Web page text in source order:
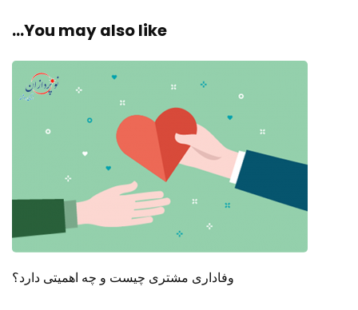
You may also like...
وفاداری مشتری چیست و چه اهمیتی دارد؟